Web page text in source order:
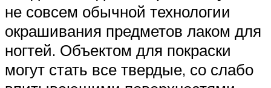
не совсем обычной технологии
окрашивания предметов лаком для
ногтей. Объектом для покраски
могут стать все твердые, со слабо